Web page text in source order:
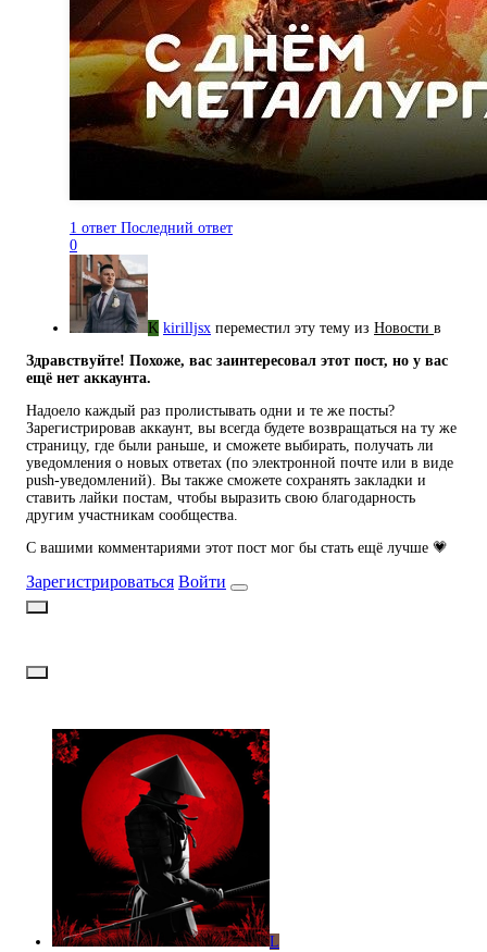
1 ответ Последний ответ
0
K kirilljsx переместил эту тему из Новости в
Здравствуйте! Похоже, вас заинтересовал этот пост, но у вас
ещё нет аккаунта.
Надоело каждый раз пролистывать одни и те же посты?
Зарегистрировав аккаунт, вы всегда будете возвращаться на ту же
страницу, где были раньше, и сможете выбирать, получать ли
уведомления о новых ответах (по электронной почте или в виде
push-уведомлений). Вы также сможете сохранять закладки и
ставить лайки постам, чтобы выразить свою благодарность
другим участникам сообщества.
С вашими комментариями этот пост мог бы стать ещё лучше 💗
Зарегистрироваться Войти
L